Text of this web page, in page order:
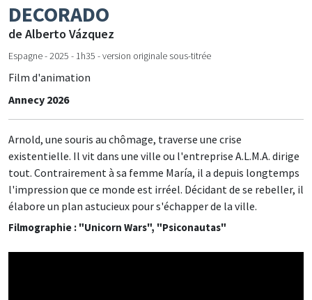
DECORADO
de Alberto Vázquez
Espagne - 2025 - 1h35 - version originale sous-titrée
Film d'animation
Annecy 2026
Arnold, une souris au chômage, traverse une crise
existentielle. Il vit dans une ville ou l'entreprise A.L.M.A. dirige
tout. Contrairement à sa femme María, il a depuis longtemps
l'impression que ce monde est irréel. Décidant de se rebeller, il
élabore un plan astucieux pour s'échapper de la ville.
Filmographie : "Unicorn Wars", "Psiconautas"